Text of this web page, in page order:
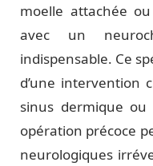
moelle attachée
avec un
indispensable. Ce
d’une intervention
sinus dermique ou
opération précoce
neurologiques